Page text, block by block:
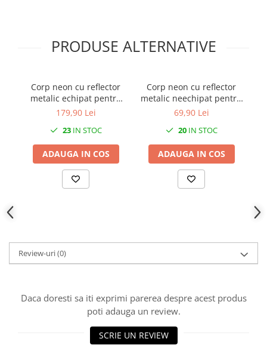
PRODUSE ALTERNATIVE
Corp neon cu reflector
metalic echipat pentru
tub fluorescent T8 G13
179,90 Lei
23IN STOC
ADAUGA IN COS
Corp neon cu reflector
metalic neechipat pentru
tub LED T8 G13 1x120cm
un capat
69,90 Lei
20IN STOC
ADAUGA IN COS
Review-uri(0)
Daca doresti sa iti exprimi parerea despre acest produs
poti adauga un review.
SCRIE UN REVIEW